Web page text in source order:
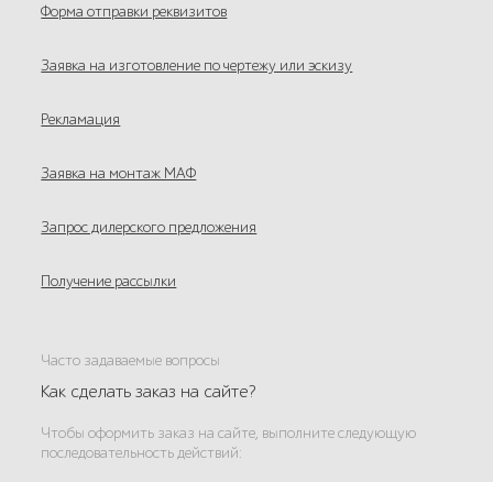
Форма отправки реквизитов
Заявка на изготовление по чертежу или эскизу
Рекламация
Заявка на монтаж МАФ
Запрос дилерского предложения
Получение рассылки
Часто задаваемые вопросы
Как сделать заказ на сайте?
Чтобы оформить заказ на сайте, выполните следующую
последовательность действий: